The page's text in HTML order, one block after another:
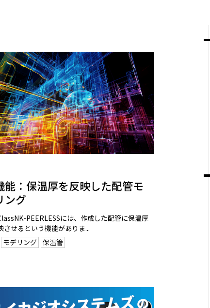
能：保温厚を反映した配管モ
ング
PEERLESSには、作成した配管に保温厚
させるという機能がありま...
モデリング 保温管